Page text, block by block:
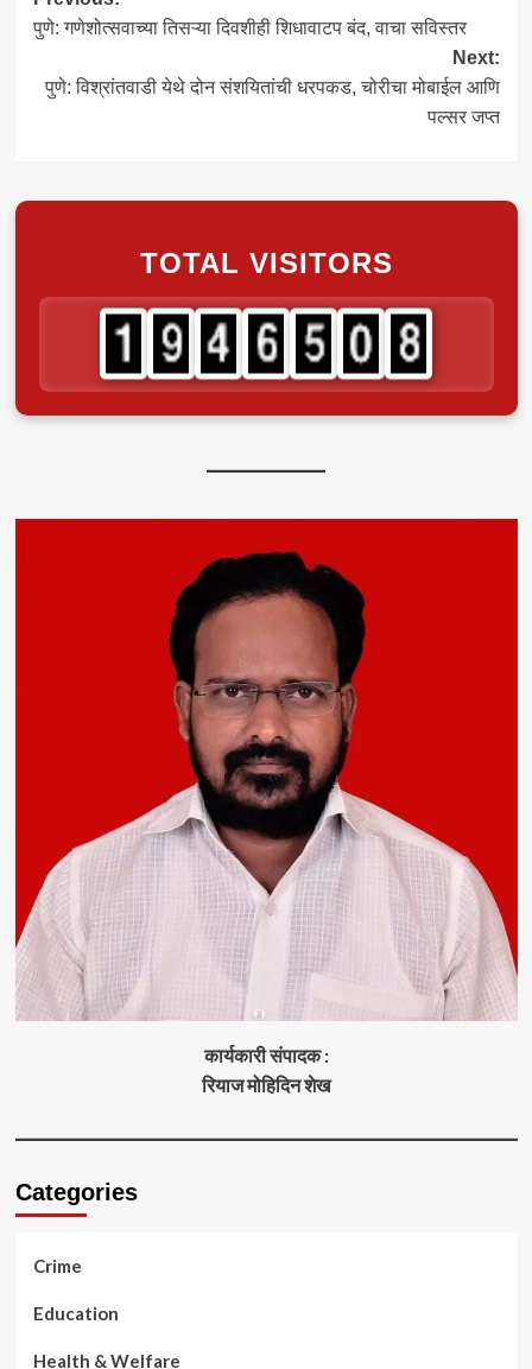
navigation
पुणे: गणेशोत्सवाच्या तिसऱ्या दिवशीही शिधावाटप बंद, वाचा सविस्तर
Next:
पुणे: विश्रांतवाडी येथे दोन संशयितांची धरपकड, चोरीचा मोबाईल आणि
पल्सर जप्त
TOTAL VISITORS
कार्यकारी संपादक :
रियाज मोहिदिन शेख
Categories
Crime
Education
Health & Welfare